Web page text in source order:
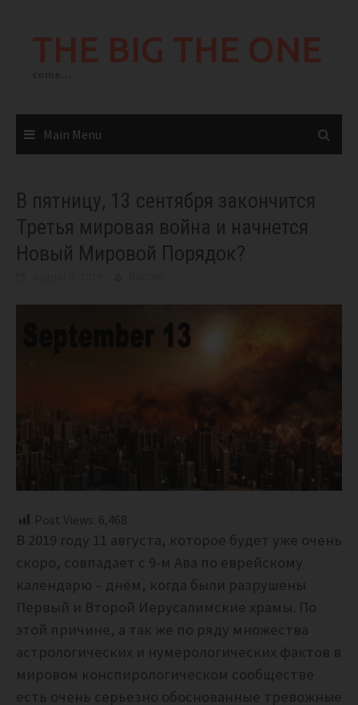
THE BIG THE ONE
Main Menu
В пятницу, 13 сентября закончится
Третья мировая война и начнется
Новый Мировой Порядок?
Post Views: 6,468
В 2019 году 11 августа, которое будет уже очень
скоро, совпадает с 9-м Ава по еврейскому
календарю – днём, когда были разрушены
Первый и Второй Иерусалимские храмы. По
этой причине, а так же по ряду множества
астрологических и нумерологических фактов в
мировом конспирологическом сообществе
есть очень серьезно обоснованные тревожные